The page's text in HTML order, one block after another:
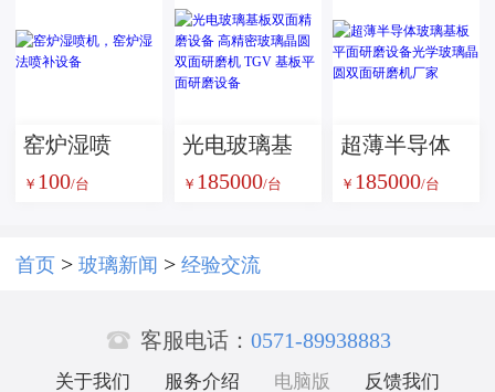
釜，高压
釜，玻璃夹
胶炉
用全景解析
窑炉湿喷
机，窑炉湿
￥ 100/台
光电玻璃基
板双面精磨
玻璃晶圆双
TGV 基板平
面研磨设备
￥ 185000/台
超薄半导体
玻璃基板平
机厂家
￥ 185000/台
首页 > 玻璃新闻 > 经验交流
 客服电话： 0571-89938883
关于我们 服务介绍 电脑版 反馈我们